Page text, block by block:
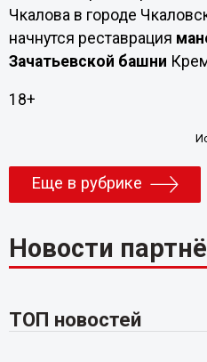
Чкалова в городе
начнутся реставрация
Зачатьевской башни
18+
Еще в рубрике
Новости
ТОП новостей